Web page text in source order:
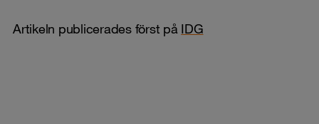
Artikeln publicerades först på IDG